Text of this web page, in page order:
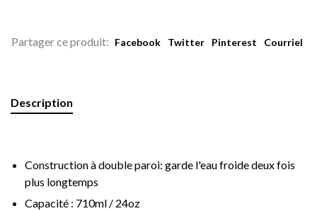
Partager ce produit: Facebook Twitter Pinterest Courriel
Description
Construction à double paroi: garde l'eau froide deux fois
plus longtemps
Capacité : 710ml / 24oz